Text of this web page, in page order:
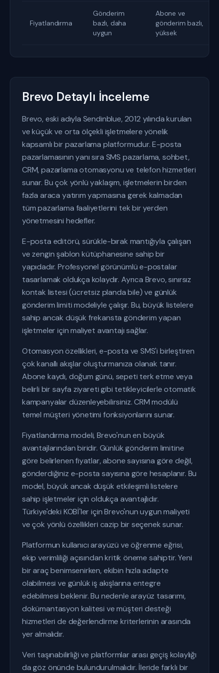
Fiyatlandırma
Gönderim
bazlı, daha
uygun
Abone ve
gönderim bazlı,
yüksek
Brevo Detaylı İnceleme
Brevo, eski adıyla Sendinblue, 2012 yılında kurulan
ve küçük ve orta ölçekli işletmelere yönelik
kapsamlı bir pazarlama platformudur. E-posta
pazarlamasının yanı sıra SMS pazarlama, sohbet,
CRM, pazarlama otomasyonu ve telefon hizmetleri
sunar. Bu çok yönlü yaklaşım, işletmelerin birden
fazla araca yatırım yapmasına gerek kalmadan
tüm pazarlama faaliyetlerini tek bir yerden
yönetmesini hedefler.
E-posta editörü, sürükle-bırak mantığıyla çalışan
ve zengin şablon kütüphanesine sahip bir
yapıdadır. Profesyonel görünümlü e-postalar
tasarlamak oldukça kolaydır. Ayrıca Brevo, sınırsız
kontak listesi (ücretsiz planda bile) ve günlük
gönderim limiti modeliyle çalışır. Bu, büyük listelere
sahip ancak düşük frekansta gönderim yapan
işletmeler için maliyet avantajı sağlar.
Otomasyon özellikleri, e-posta ve SMS'i birleştiren
çok kanallı akışlar oluşturmanıza olanak tanır.
Abone kaydı, doğum günü, sepeti terk etme veya
belirli bir sayfa ziyareti gibi tetikleyicilerle otomatik
kampanyalar düzenleyebilirsiniz. CRM modülü
temel müşteri yönetimi fonksiyonlarını sunar.
Fiyatlandırma modeli, Brevo'nun en büyük
avantajlarından biridir. Günlük gönderim limitine
göre belirlenen fiyatlar, abone sayısına göre değil,
gönderdiğiniz e-posta sayısına göre hesaplanır. Bu
model, büyük ancak düşük etkileşimli listelere
sahip işletmeler için oldukça avantajlıdır.
Türkiye'deki KOBİ'ler için Brevo'nun uygun maliyeti
ve çok yönlü özellikleri cazip bir seçenek sunar.
Platformun kullanıcı arayüzü ve öğrenme eğrisi,
ekip verimliliği açısından kritik öneme sahiptir. Yeni
bir araç benimsenirken, ekibin hızla adapte
olabilmesi ve günlük iş akışlarına entegre
edebilmesi beklenir. Bu nedenle arayüz tasarımı,
dokümantasyon kalitesi ve müşteri desteği
hizmetleri de değerlendirme kriterlerinin arasında
yer almalıdır.
Veri taşınabilirliği ve platformlar arası geçiş kolaylığı
da göz önünde bulundurulmalıdır. İleride farklı bir